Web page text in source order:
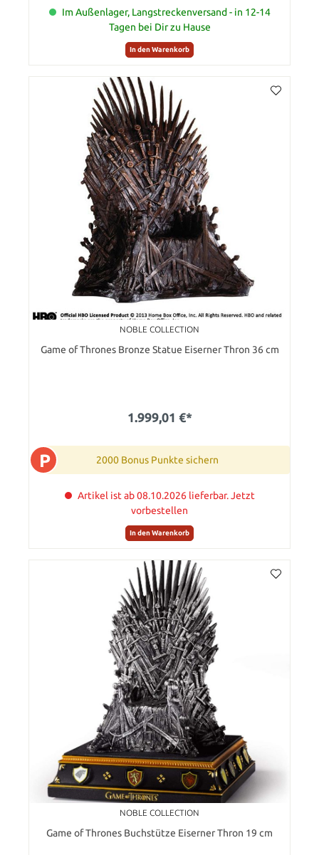
Im Außenlager, Langstreckenversand - in 12-14
Tagen bei Dir zu Hause
In den Warenkorb
NOBLE COLLECTION
Game of Thrones Bronze Statue Eiserner Thron 36 cm
1.999,01 €*
P 2000 Bonus Punkte sichern
Artikel ist ab 08.10.2026 lieferbar. Jetzt
vorbestellen
In den Warenkorb
NOBLE COLLECTION
Game of Thrones Buchstütze Eiserner Thron 19 cm